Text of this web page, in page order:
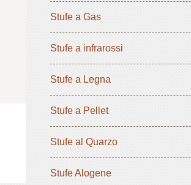
Stufe a Gas
Stufe a infrarossi
Stufe a Legna
Stufe a Pellet
Stufe al Quarzo
Stufe Alogene